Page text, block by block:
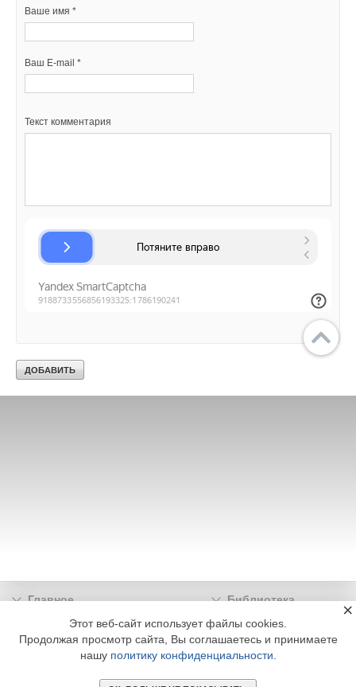
Ваше имя *
Ваш E-mail *
Текст комментария
Главное
Библиотека
Подписка
Реклама
Информация
© 2002 - 2026 OOO Издательский дом «МЕДИА ТЕХНОЛОДЖИ» +7 (495) 665-00-
Этот веб-сайт использует файлы cookies.
Продолжая просмотр сайта, Вы соглашаетесь и принимаете
нашу политику конфиденциальности
×